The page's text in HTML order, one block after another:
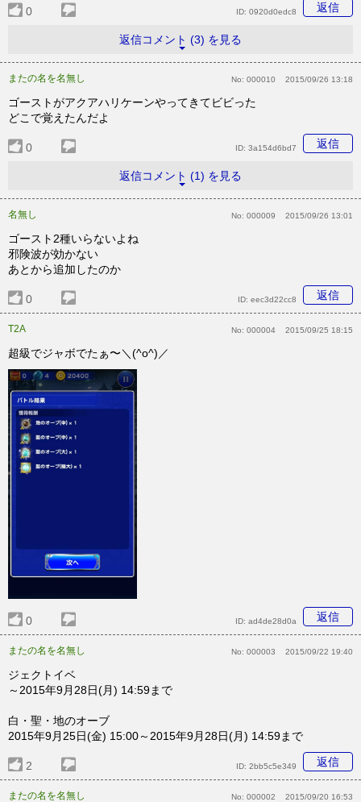
0 返信
ID: 0920d0edc8
返信コメント (3) を見る
またの名を名無し No: 000010 2015/09/26 13:18
ゴーストがアクアハリケーンやってきてビビった
どこで覚えたんだよ
0 返信
ID: 3a154d6bd7
返信コメント (1) を見る
名無し No: 000009 2015/09/26 13:01
ゴースト2種いらないよね
邪険波が効かない
あとから追加したのか
0 返信
ID: eec3d22cc8
T2A No: 000004 2015/09/25 18:15
超級でジャボでたぁ〜＼(^o^)／
0 返信
ID: ad4de28d0a
またの名を名無し No: 000003 2015/09/22 19:40
ジェクトイベ
～2015年9月28日(月) 14:59まで
白・聖・地のオーブ
2015年9月25日(金) 15:00～2015年9月28日(月) 14:59まで
2 返信
ID: 2bb5c5e349
またの名を名無し No: 000002 2015/09/20 16:53